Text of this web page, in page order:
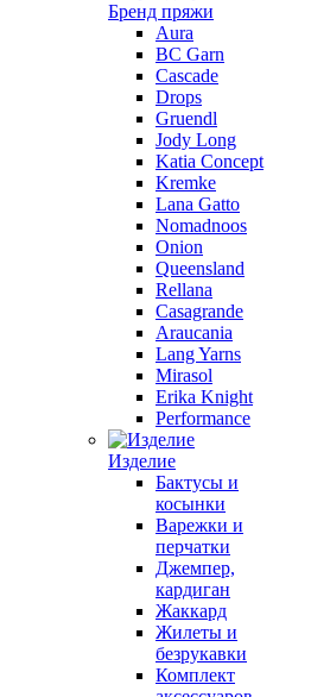
Бренд пряжи
Aura
BC Garn
Cascade
Drops
Gruendl
Jody Long
Katia Concept
Kremke
Lana Gatto
Nomadnoos
Onion
Queensland
Rellana
Casagrande
Araucania
Lang Yarns
Mirasol
Erika Knight
Performance
Изделие
Бактусы и
косынки
Варежки и
перчатки
Джемпер,
кардиган
Жаккард
Жилеты и
безрукавки
Комплект